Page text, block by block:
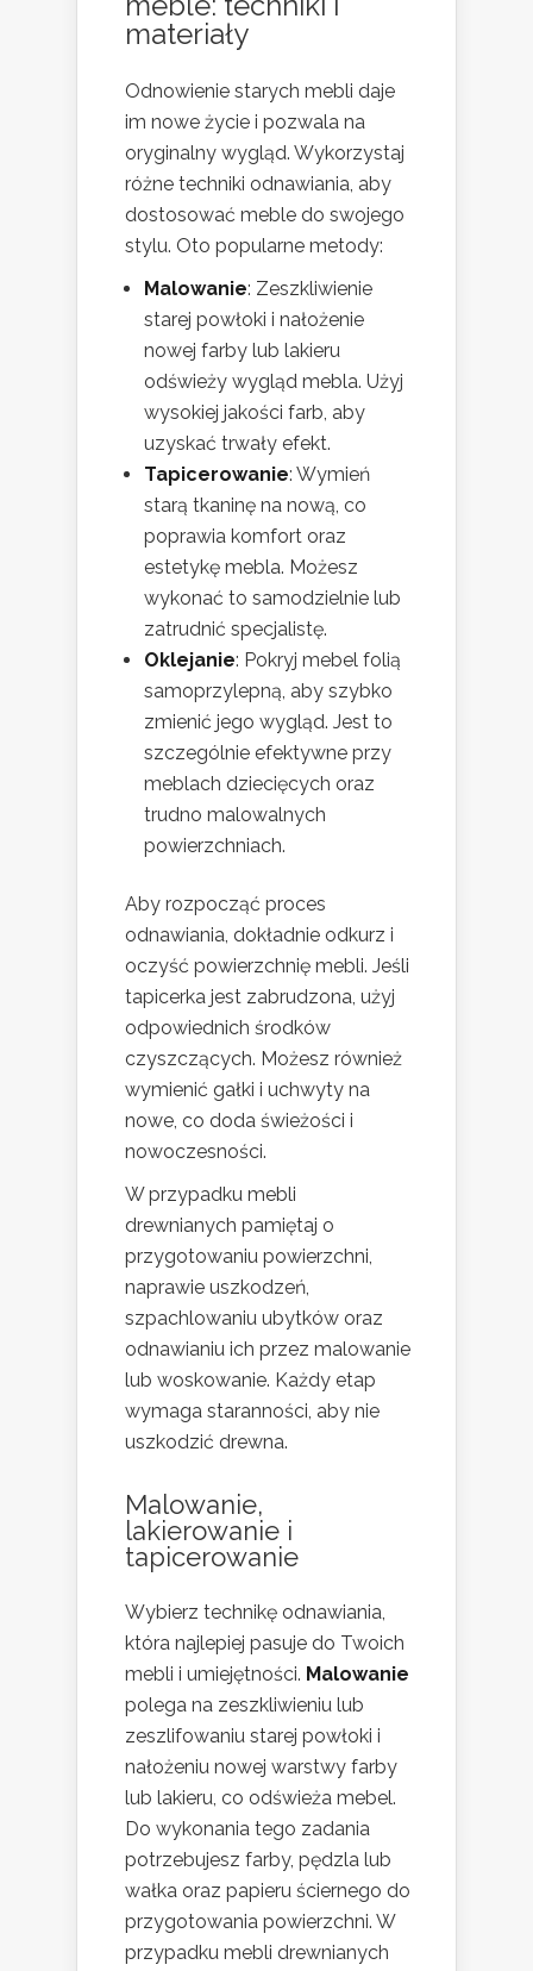
materiały
Odnowienie starych mebli daje
im nowe życie i pozwala na
oryginalny wygląd. Wykorzystaj
różne techniki odnawiania, aby
dostosować meble do swojego
stylu. Oto popularne metody:
Malowanie: Zeszkliwienie
starej powłoki i nałożenie
nowej farby lub lakieru
odświeży wygląd mebla. Użyj
wysokiej jakości farb, aby
uzyskać trwały efekt.
Tapicerowanie: Wymień
starą tkaninę na nową, co
poprawia komfort oraz
estetykę mebla. Możesz
wykonać to samodzielnie lub
zatrudnić specjalistę.
Oklejanie: Pokryj mebel folią
samoprzylepną, aby szybko
zmienić jego wygląd. Jest to
szczególnie efektywne przy
meblach dziecięcych oraz
trudno malowalnych
powierzchniach.
Aby rozpocząć proces
odnawiania, dokładnie odkurz i
oczyść powierzchnię mebli. Jeśli
tapicerka jest zabrudzona, użyj
odpowiednich środków
czyszczących. Możesz również
wymienić gałki i uchwyty na
nowe, co doda świeżości i
nowoczesności.
W przypadku mebli
drewnianych pamiętaj o
przygotowaniu powierzchni,
naprawie uszkodzeń,
szpachlowaniu ubytków oraz
odnawianiu ich przez malowanie
lub woskowanie. Każdy etap
wymaga staranności, aby nie
uszkodzić drewna.
Malowanie,
lakierowanie i
tapicerowanie
Wybierz technikę odnawiania,
która najlepiej pasuje do Twoich
mebli i umiejętności. Malowanie
polega na zeszkliwieniu lub
zeszlifowaniu starej powłoki i
nałożeniu nowej warstwy farby
lub lakieru, co odświeża mebel.
Do wykonania tego zadania
potrzebujesz farby, pędzla lub
wałka oraz papieru ściernego do
przygotowania powierzchni. W
przypadku mebli drewnianych